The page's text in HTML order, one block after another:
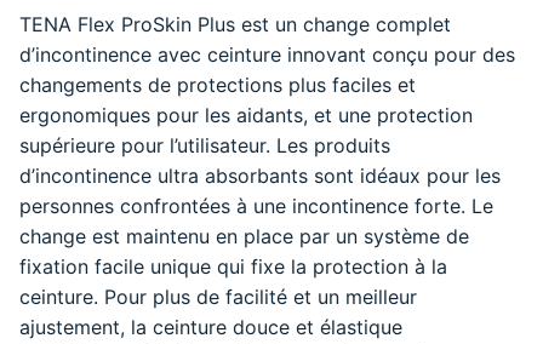
TENA Flex ProSkin Plus est un change complet
d’incontinence avec ceinture innovant conçu pour des
changements de protections plus faciles et
ergonomiques pour les aidants, et une protection
supérieure pour l’utilisateur. Les produits
d’incontinence ultra absorbants sont idéaux pour les
personnes confrontées à une incontinence forte. Le
change est maintenu en place par un système de
fixation facile unique qui fixe la protection à la
ceinture. Pour plus de facilité et un meilleur
ajustement, la ceinture douce et élastique